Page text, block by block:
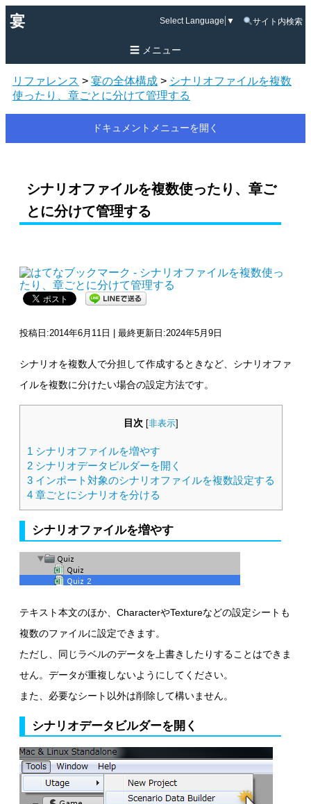
宴 Select Language ▼ サイト内検索
メニュー
リファレンス > 宴の全体構成 > シナリオファイルを複数
使ったり、章ごとに分けて管理する
ドキュメントメニューを開く
シナリオファイルを複数使ったり、章ご
とに分けて管理する
投稿日:2014年6月11日 | 最終更新日:2024年5月9日
シナリオを複数人で分担して作成するときなど、シナリオファ
イルを複数に分けたい場合の設定方法です。
目次 非表示
1 シナリオファイルを増やす
2 シナリオデータビルダーを開く
3 インポート対象のシナリオファイルを複数設定する
4 章ごとにシナリオを分ける
シナリオファイルを増やす
テキスト本文のほか、CharacterやTextureなどの設定シートも
複数のファイルに設定できます。
ただし、同じラベルのデータを上書きしたりすることはできま
せん。データが重複しないようにしてください。
また、必要なシート以外は削除して構いません。
シナリオデータビルダーを開く